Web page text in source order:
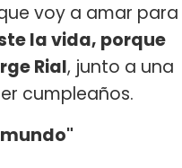
voy a amar para
la vida, porque
Rial, junto a una
cumpleaños.